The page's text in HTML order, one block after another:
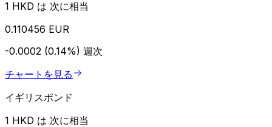
1 HKD は 次に相当
0.110456 EUR
-0.0002 (0.14%) 週次
チャートを見る
イギリスポンド
1 HKD は 次に相当